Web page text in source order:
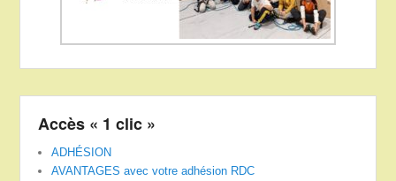
Accès « 1 clic »
ADHÉSION
AVANTAGES avec votre adhésion RDC